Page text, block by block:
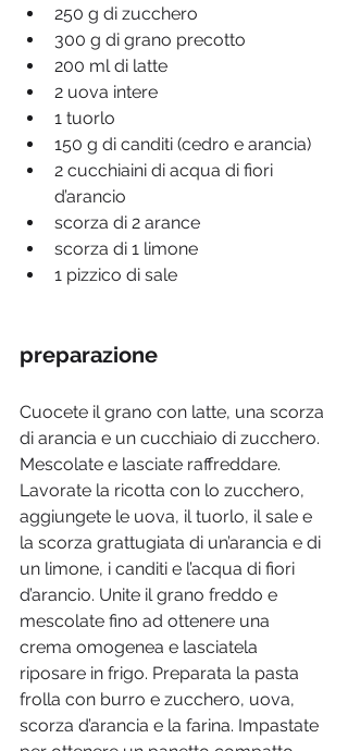
250 g di zucchero
300 g di grano precotto
200 ml di latte
2 uova intere
1 tuorlo
150 g di canditi (cedro e arancia)
2 cucchiaini di acqua di fiori
d’arancio
scorza di 2 arance
scorza di 1 limone
1 pizzico di sale
preparazione
Cuocete il grano con latte, una scorza
di arancia e un cucchiaio di zucchero.
Mescolate e lasciate raffreddare.
Lavorate la ricotta con lo zucchero,
aggiungete le uova, il tuorlo, il sale e
la scorza grattugiata di un’arancia e di
un limone, i canditi e l’acqua di fiori
d’arancio. Unite il grano freddo e
mescolate fino ad ottenere una
crema omogenea e lasciatela
riposare in frigo. Preparata la pasta
frolla con burro e zucchero, uova,
scorza d’arancia e la farina. Impastate